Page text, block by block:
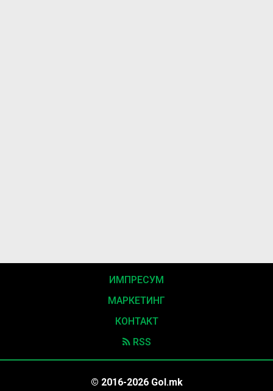
ИМПРЕСУМ
МАРКЕТИНГ
КОНТАКТ
RSS
© 2016-2026 Gol.mk